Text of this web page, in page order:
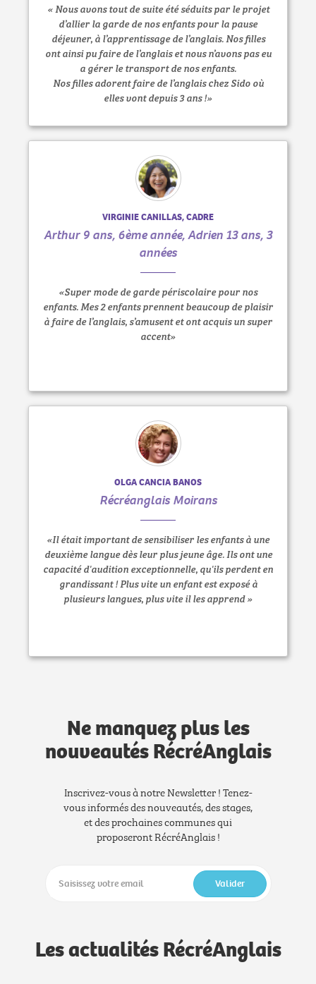
« Nous avons tout de suite été séduits par le projet
d’allier la garde de nos enfants pour la pause
déjeuner, à l’apprentissage de l’anglais. Nos filles
ont ainsi pu faire de l’anglais et nous n’avons pas eu
a gérer le transport de nos enfants.
Nos filles adorent faire de l’anglais chez Sido où
elles vont depuis 3 ans !»
VIRGINIE CANILLAS, CADRE
Arthur 9 ans, 6ème année, Adrien 13 ans, 3
années
«Super mode de garde périscolaire pour nos
enfants. Mes 2 enfants prennent beaucoup de plaisir
à faire de l’anglais, s’amusent et ont acquis un super
accent»
OLGA CANCIA BANOS
Récréanglais Moirans
«Il était important de sensibiliser les enfants à une
deuxième langue dès leur plus jeune âge. Ils ont une
capacité d'audition exceptionnelle, qu'ils perdent en
grandissant ! Plus vite un enfant est exposé à
plusieurs langues, plus vite il les apprend »
Ne manquez plus les
nouveautés RécréAnglais
Inscrivez-vous à notre Newsletter ! Tenez-
vous informés des nouveautés, des stages,
et des prochaines communes qui
proposeront RécréAnglais !
Valider
Les actualités RécréAnglais